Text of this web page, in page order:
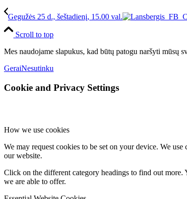
Gegužės 25 d., šeštadienį, 15.00 val.
Scroll to top
Mes naudojame slapukus, kad būtų patogu naršyti mūsų
GeraiNesutinku
Cookie and Privacy Settings
How we use cookies
We may request cookies to be set on your device. We
our website.
Click on the different category headings to find out more.
we are able to offer.